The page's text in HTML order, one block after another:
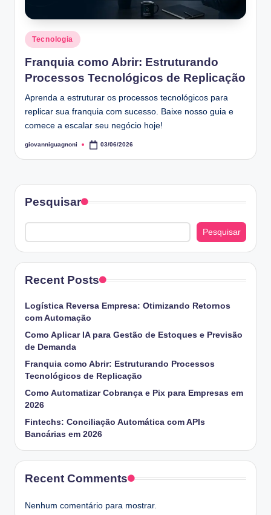
Posted
in
Tecnologia
Franquia como Abrir: Estruturando
Processos Tecnológicos de Replicação
Aprenda a estruturar os processos tecnológicos para
replicar sua franquia com sucesso. Baixe nosso guia e
comece a escalar seu negócio hoje!
Posted
giovanniguagnoni 03/06/2026
Pesquisar
Pesquisar
Recent Posts
Logística Reversa Empresa: Otimizando Retornos
com Automação
Como Aplicar IA para Gestão de Estoques e Previsão
de Demanda
Franquia como Abrir: Estruturando Processos
Tecnológicos de Replicação
Como Automatizar Cobrança e Pix para Empresas em
2026
Fintechs: Conciliação Automática com APIs
Bancárias em 2026
Recent Comments
Nenhum comentário para mostrar.